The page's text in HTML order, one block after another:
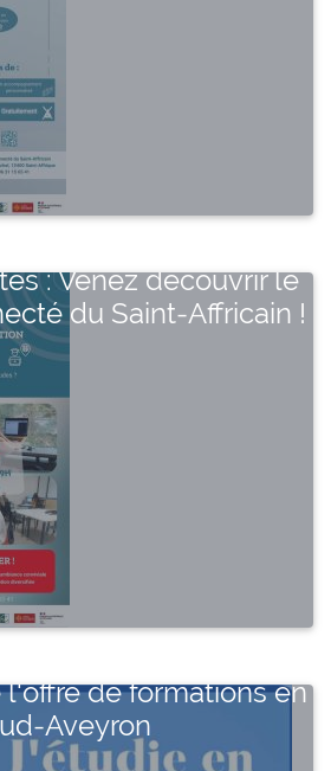
: Venez découvrir le
du Saint-Affricain !
de formations en
Aveyron